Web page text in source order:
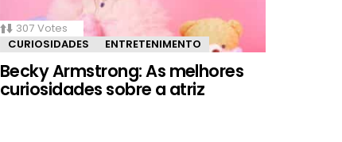
307 Votes
CURIOSIDADES
ENTRETENIMENTO
Becky Armstrong: As melhores
curiosidades sobre a atriz